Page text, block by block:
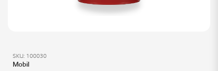
SKU: 100030
Mobil